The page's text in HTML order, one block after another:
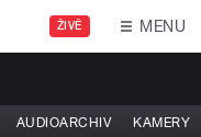
ŽIVĚ MENU
AUDIOARCHIV KAMERY